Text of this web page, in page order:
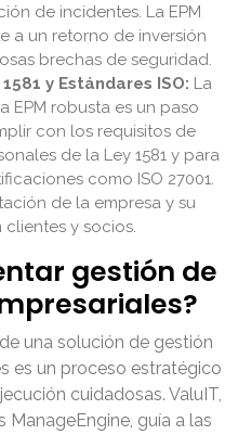
de incidentes. La EPM
a un retorno de inversión
brechas de seguridad.
y Estándares ISO: La
EPM robusta es un paso
con los requisitos de
de la Ley 1581 y para
como ISO 27001.
de la empresa y su
y socios.
gestión de
una solución de gestión
es un proceso estratégico
cuidadosas. ValuIT,
guía a las